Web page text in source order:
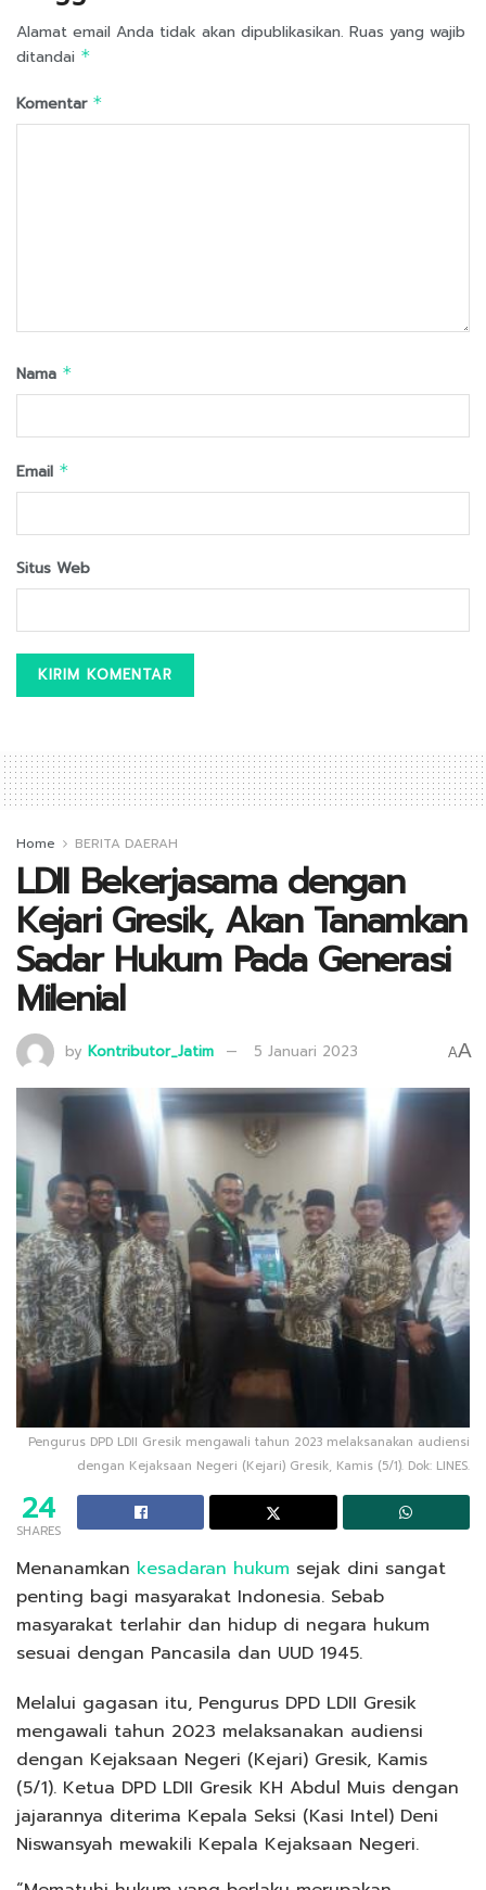
Alamat email Anda tidak akan dipublikasikan. Ruas yang wajib
ditandai *
Komentar *
Nama *
Email *
Situs Web
Home BERITA DAERAH
LDII Bekerjasama dengan
Kejari Gresik, Akan Tanamkan
Sadar Hukum Pada Generasi
Milenial
by Kontributor_Jatim 5 Januari 2023 AA
Pengurus DPD LDII Gresik mengawali tahun 2023 melaksanakan audiensi
dengan Kejaksaan Negeri (Kejari) Gresik, Kamis (5/1). Dok: LINES.
24
SHARES
Menanamkan kesadaran hukum sejak dini sangat
penting bagi masyarakat Indonesia. Sebab
masyarakat terlahir dan hidup di negara hukum
sesuai dengan Pancasila dan UUD 1945.
Melalui gagasan itu, Pengurus DPD LDII Gresik
mengawali tahun 2023 melaksanakan audiensi
dengan Kejaksaan Negeri (Kejari) Gresik, Kamis
(5/1). Ketua DPD LDII Gresik KH Abdul Muis dengan
jajarannya diterima Kepala Seksi (Kasi Intel) Deni
Niswansyah mewakili Kepala Kejaksaan Negeri.